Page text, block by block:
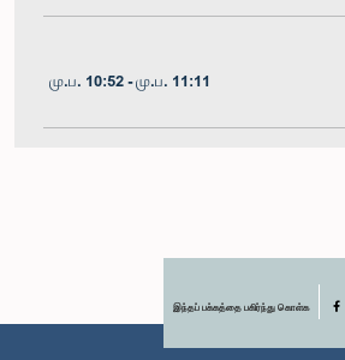
மு.ப. 10:52 - மு.ப. 11:11
மு.ப. 11:30 - மு.ப. 11:40இந்தப் பக்கத்தை பகிர்ந்து கொள்க